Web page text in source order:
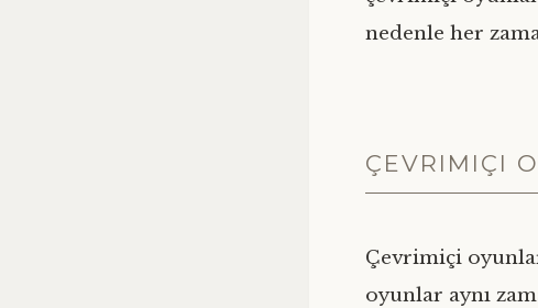
nedenle her
ÇEVRIMIÇI
Çevrimiçi
oyunlar aynı